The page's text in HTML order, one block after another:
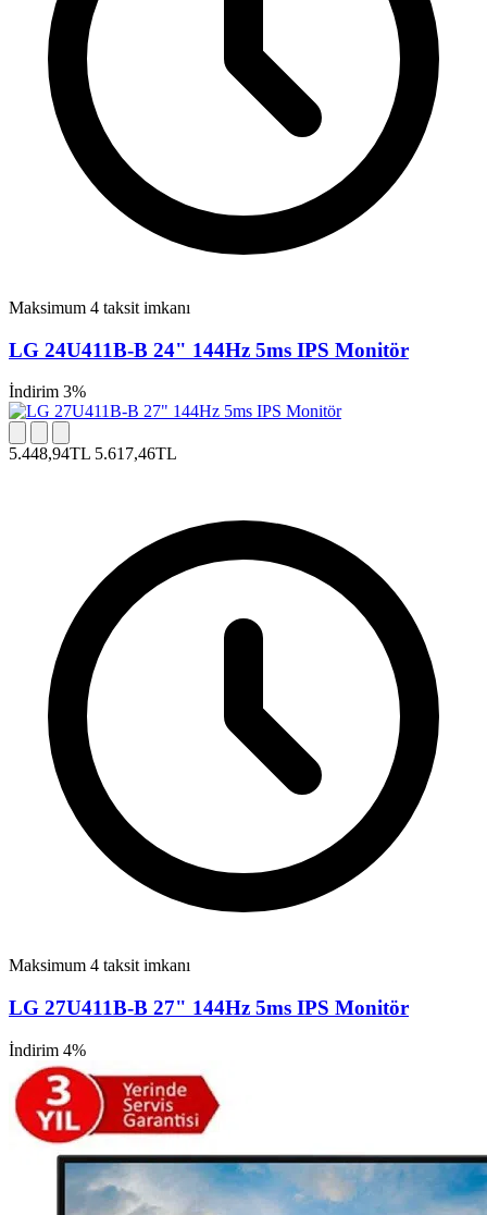
Maksimum 4 taksit imkanı
LG 24U411B-B 24" 144Hz 5ms IPS Monitör
İndirim 3%
5.448,94TL 5.617,46TL
Maksimum 4 taksit imkanı
LG 27U411B-B 27" 144Hz 5ms IPS Monitör
İndirim 4%